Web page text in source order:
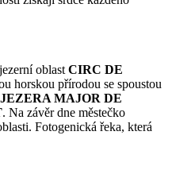
oblast CIRC DE
horskou přírodou se spoustou
JEZERA MAJOR DE
. Na závěr dne městečko
Fotogenická řeka, která